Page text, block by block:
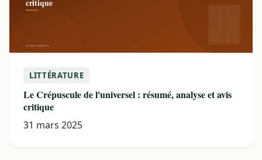
LITTÉRATURE
Le Crépuscule de l'universel : résumé, analyse et avis
critique
31 mars 2025